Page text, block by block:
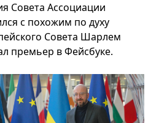
Совета Ассоциации
с похожим по духу
Совета Шарлем
премьер в Фейсбуке.